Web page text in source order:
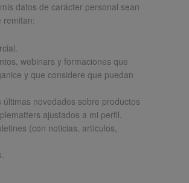
datos de carácter personal sean
remitan:
webinars y formaciones que
y que considere que puedan
últimas novedades sobre productos
ajustados a mi perfil.
(con noticias, artículos,